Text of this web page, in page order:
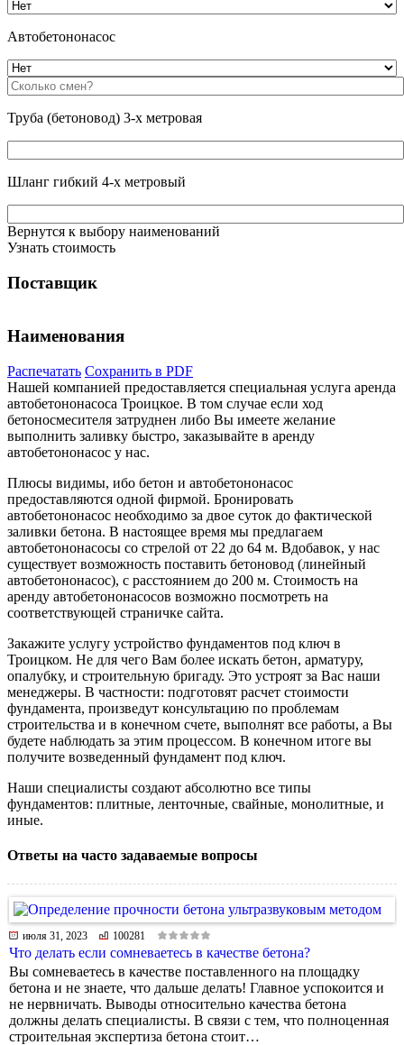
Автобетононасос
Труба (бетоновод) 3-х метровая
Шланг гибкий 4-х метровый
Вернутся к выбору наименований
Узнать стоимость
Поставщик
Наименования
Распечатать Сохранить в PDF
Нашей компанией предоставляется специальная услуга аренда
автобетононасоса Троицкое. В том случае если ход
бетоносмесителя затруднен либо Вы имеете желание
выполнить заливку быстро, заказывайте в аренду
автобетононасос у нас.
Плюсы видимы, ибо бетон и автобетононасос
предоставляются одной фирмой. Бронировать
автобетононасос необходимо за двое суток до фактической
заливки бетона. В настоящее время мы предлагаем
автобетононасосы со стрелой от 22 до 64 м. Вдобавок, у нас
существует возможность поставить бетоновод (линейный
автобетононасос), с расстоянием до 200 м. Стоимость на
аренду автобетононасосов возможно посмотреть на
соответствующей страничке сайта.
Закажите услугу устройство фундаментов под ключ в
Троицком. Не для чего Вам более искать бетон, арматуру,
опалубку, и строительную бригаду. Это устроят за Вас наши
менеджеры. В частности: подготовят расчет стоимости
фундамента, произведут консультацию по проблемам
строительства и в конечном счете, выполнят все работы, а Вы
будете наблюдать за этим процессом. В конечном итоге вы
получите возведенный фундамент под ключ.
Наши специалисты создают абсолютно все типы
фундаментов: плитные, ленточные, свайные, монолитные, и
иные.
Ответы на часто задаваемые вопросы
июля 31, 2023 100281
Что делать если сомневаетесь в качестве бетона?
Вы сомневаетесь в качестве поставленного на площадку
бетона и не знаете, что дальше делать! Главное успокоится и
не нервничать. Выводы относительно качества бетона
должны делать специалисты. В связи с тем, что полноценная
строительная экспертиза бетона стоит…